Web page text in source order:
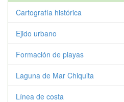
Cartografía histórica
Ejido urbano
Formación de playas
Laguna de Mar Chiquita
Línea de costa